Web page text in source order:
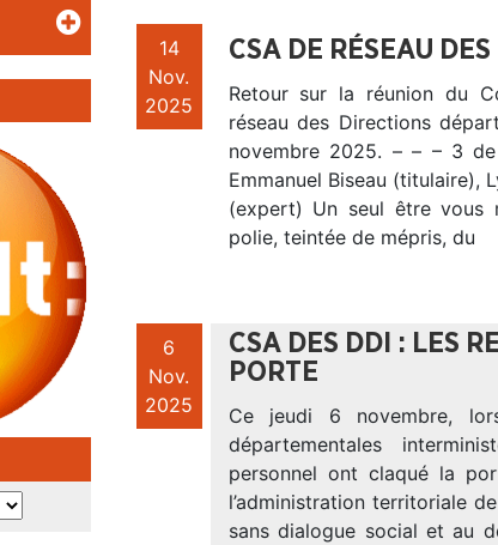
14
Nov.
2025
CSA DE RÉSEAU
Retour sur la réunion du
réseau des Directions
novembre 2025. – – – 3
Emmanuel Biseau (titulaire),
(expert) Un seul être vous
polie, teintée de mépris, du
6
Nov.
2025
CSA DES DDI : LES
PORTE
Ce jeudi 6 novembre,
départementales
personnel ont claqué la
l’administration territoriale
sans dialogue social et au